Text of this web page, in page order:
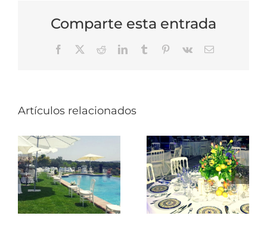
Comparte esta entrada
Facebook RedditLinkedInTumblr Pinterest
Vk
Correo
Artículos relacionados